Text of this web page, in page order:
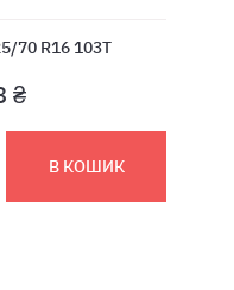
70 R16 103T
₴
В КОШИК